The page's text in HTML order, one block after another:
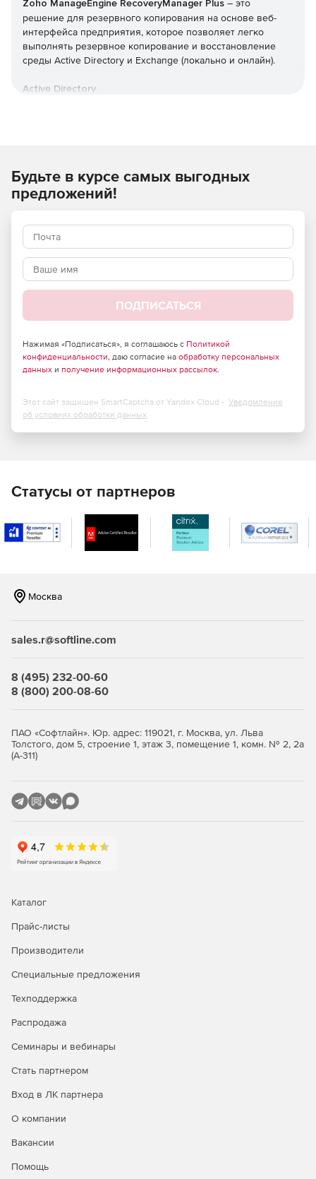
Zoho ManageEngine RecoveryManager Plus – это
решение для резервного копирования на основе веб-
интерфейса предприятия, которое позволяет легко
выполнять резервное копирование и восстановление
среды Active Directory и Exchange (локально и онлайн).
Active Directory
сохранением каждого изменения, внесенного в
объекты, в виде разных версий.
Восстановление удаленных объектов AD и их
атрибутов в один клик с использованием функции
копий и ассимилировать резервные копии с истекшим
сроком в полную резервную копию, чтобы уменьшить
пространство для хранения.
Выполнение операции восстановления без
необходимости перезапуска своих контроллеров
Позволяет создавать резервные копии всех объектов
Exchange (локальных и Exchange Online), таких как
электронные письма, записи календаря, контакты,
журналы, заметки, сообщения и задачи.
Будьте в курсе самых выгодных
предложений!
ПОДПИСАТЬСЯ
Нажимая «Подписаться», я соглашаюсь с Политикой
конфиденциальности, даю согласие на обработку персональных
данных и получение информационных рассылок.
Этот сайт защищен SmartCaptcha от Yandex Cloud - Уведомление
об условиях обработки данных
Статусы от партнеров
Москва
sales.r@softline.com
8 (495) 232-00-60
8 (800) 200-08-60
ПАО «Софтлайн». Юр. адрес: 119021, г. Москва, ул. Льва
Толстого, дом 5, строение 1, этаж 3, помещение 1, комн. № 2, 2а
(А-311)
Каталог
Прайс-листы
Производители
Специальные предложения
Техподдержка
Распродажа
Семинары и вебинары
Стать партнером
Вход в ЛК партнера
О компании
Вакансии
Помощь